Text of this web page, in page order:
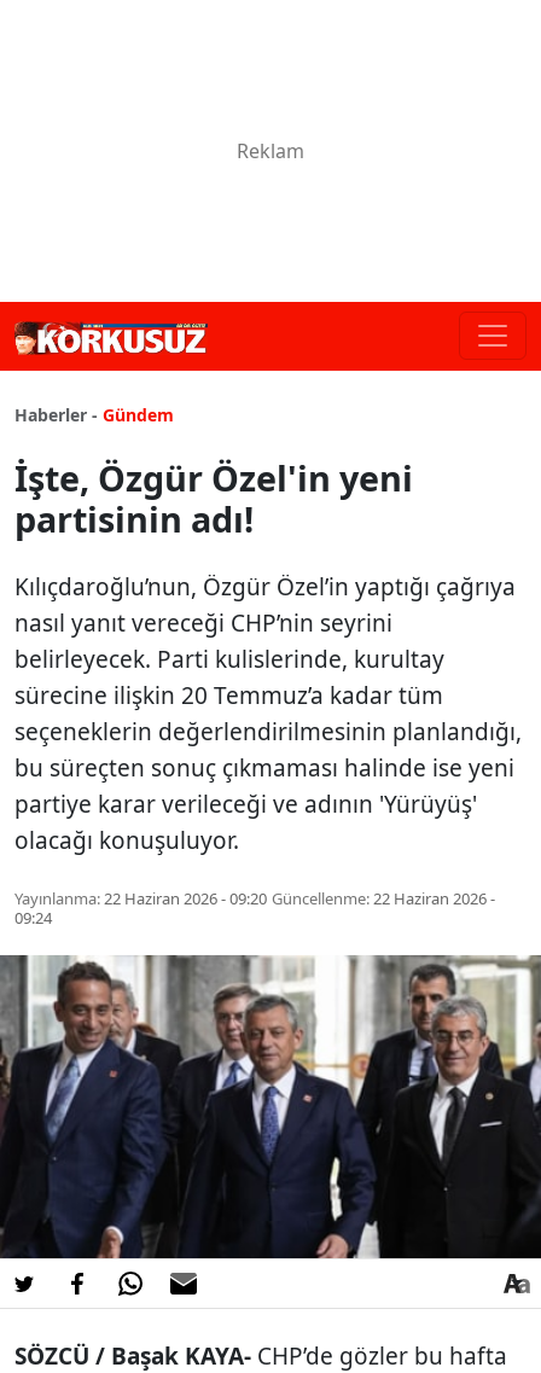
Haberler - Gündem
İşte, Özgür Özel'in yeni
partisinin adı!
Kılıçdaroğlu’nun, Özgür Özel’in yaptığı çağrıya
nasıl yanıt vereceği CHP’nin seyrini
belirleyecek. Parti kulislerinde, kurultay
sürecine ilişkin 20 Temmuz’a kadar tüm
seçeneklerin değerlendirilmesinin planlandığı,
bu süreçten sonuç çıkmaması halinde ise yeni
partiye karar verileceği ve adının 'Yürüyüş'
olacağı konuşuluyor.
Yayınlanma:22 Haziran 2026 - 09:20 Güncellenme:22 Haziran 2026 -
09:24
SÖZCÜ / Başak KAYA- CHP’de gözler bu hafta